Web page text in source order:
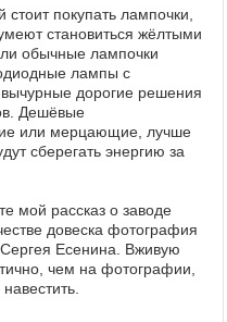
стоит покупать лампочки,
становиться жёлтыми
обычные лампочки
лампы с
дорогие решения
Дешёвые
или мерцающие, лучше
сберегать энергию за
мой рассказ о заводе
довеска фотография
Есенина. Вживую
чем на фотографии,